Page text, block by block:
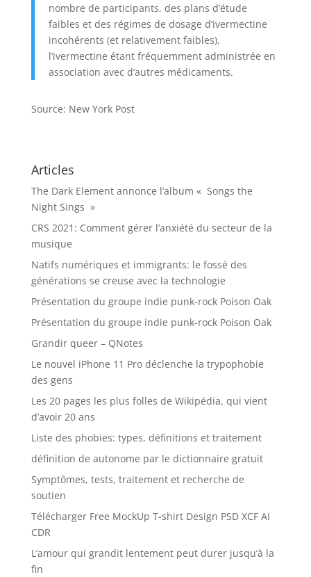
nombre de participants, des plans d’étude
faibles et des régimes de dosage d’ivermectine
incohérents (et relativement faibles),
l’ivermectine étant fréquemment administrée en
association avec d’autres médicaments.
Source: New York Post
Articles
The Dark Element annonce l’album « Songs the
Night Sings »
CRS 2021: Comment gérer l’anxiété du secteur de la
musique
Natifs numériques et immigrants: le fossé des
générations se creuse avec la technologie
Présentation du groupe indie punk-rock Poison Oak
Présentation du groupe indie punk-rock Poison Oak
Grandir queer – QNotes
Le nouvel iPhone 11 Pro déclenche la trypophobie
des gens
Les 20 pages les plus folles de Wikipédia, qui vient
d’avoir 20 ans
Liste des phobies: types, définitions et traitement
définition de autonome par le dictionnaire gratuit
Symptômes, tests, traitement et recherche de
soutien
Télécharger Free MockUp T-shirt Design PSD XCF AI
CDR
L’amour qui grandit lentement peut durer jusqu’à la
fin